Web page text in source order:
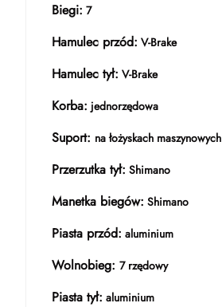
Biegi: 7
Hamulec przód: V-Brake
Hamulec tył: V-Brake
Korba: jednorzędowa
Suport: na łożyskach maszynowych
Przerzutka tył: Shimano
Manetka biegów: Shimano
Piasta przód: aluminium
Wolnobieg: 7 rzędowy
Piasta tył: aluminium